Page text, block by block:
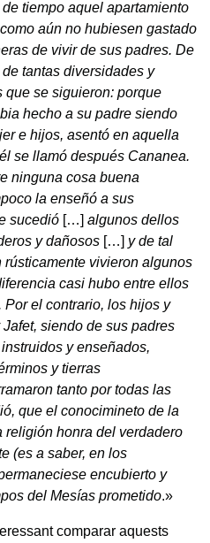
tiempo aquel apartamiento
aún no hubiesen gastado
de vivir de sus padres. De
tantas diversidades y
que se siguieron: porque
hecho a su padre siendo
e hijos, asentó en aquella
se llamó después Cananea.
ninguna cosa buena
la enseñó a sus
sucedió […] algunos dellos
y dañosos […] y de tal
rústicamente vivieron algunos
casi hubo entre ellos
el contrario, los hijos y
siendo de sus padres
y enseñados,
y tierras
tanto por todas las
que el conocimineto de la
religión honra del verdadero
(es a saber, en los
encubierto y
del Mesías prometido.»
comparar aquests